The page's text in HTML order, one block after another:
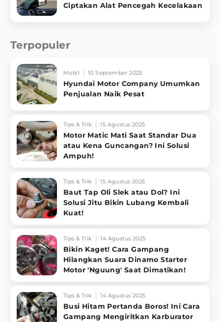
Ciptakan Alat Pencegah Kecelakaan
Terpopuler
Mobil 10 September 2025
Hyundai Motor Company Umumkan
Penjualan Naik Pesat
Tips & Trik 15 Agustus 2025
Motor Matic Mati Saat Standar Dua
atau Kena Guncangan? Ini Solusi
Ampuh!
Tips & Trik 15 Agustus 2025
Baut Tap Oli Slek atau Dol? Ini
Solusi Jitu Bikin Lubang Kembali
Kuat!
Tips & Trik 14 Agustus 2025
Bikin Kaget! Cara Gampang
Hilangkan Suara Dinamo Starter
Motor 'Nguung' Saat Dimatikan!
Tips & Trik 14 Agustus 2025
Busi Hitam Pertanda Boros! Ini Cara
Gampang Mengiritkan Karburator